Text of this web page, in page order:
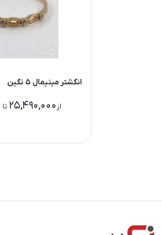
انگشتر مینیمال 5 نگین
از 25,490,000 تا